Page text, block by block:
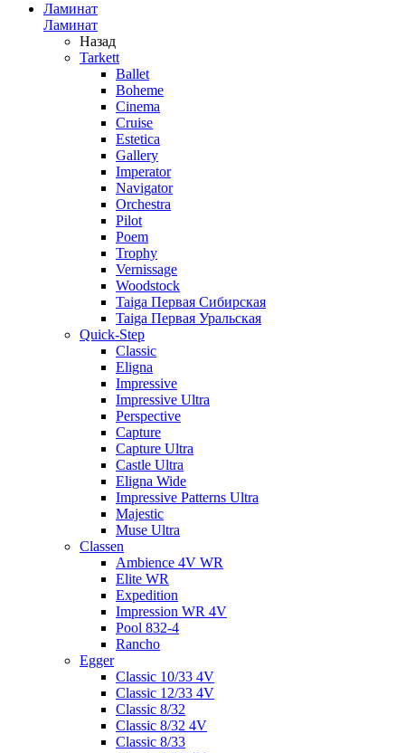
Ламинат
Ламинат
Назад
Tarkett
Ballet
Boheme
Cinema
Cruise
Estetica
Gallery
Imperator
Navigator
Orchestra
Pilot
Poem
Trophy
Vernissage
Woodstock
Taiga Первая Сибирская
Taiga Первая Уральская
Quick-Step
Classic
Eligna
Impressive
Impressive Ultra
Perspective
Capture
Capture Ultra
Castle Ultra
Eligna Wide
Impressive Patterns Ultra
Majestic
Muse Ultra
Classen
Ambience 4V WR
Elite WR
Expedition
Impression WR 4V
Pool 832-4
Rancho
Egger
Classic 10/33 4V
Classic 12/33 4V
Classic 8/32
Classic 8/32 4V
Classic 8/33